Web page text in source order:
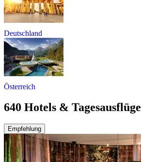
Deutschland
Österreich
640 Hotels & Tagesausflüge
Empfehlung